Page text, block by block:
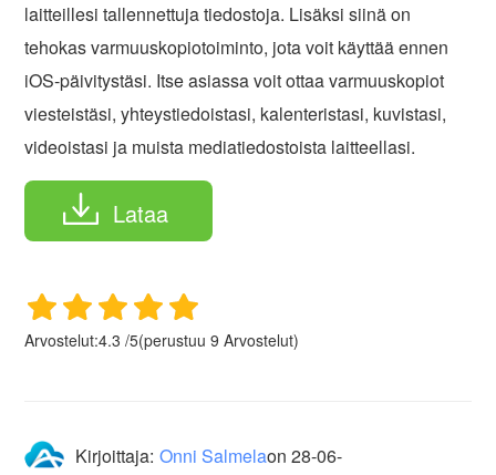
laitteillesi tallennettuja tiedostoja. Lisäksi siinä on
tehokas varmuuskopiotoiminto, jota voit käyttää ennen
iOS-päivitystäsi. Itse asiassa voit ottaa varmuuskopiot
viesteistäsi, yhteystiedoistasi, kalenteristasi, kuvistasi,
videoistasi ja muista mediatiedostoista laitteellasi.
Lataa
Arvostelut:4.3 /5(perustuu9 Arvostelut)
Kirjoittaja: Onni Salmelaon28-06-